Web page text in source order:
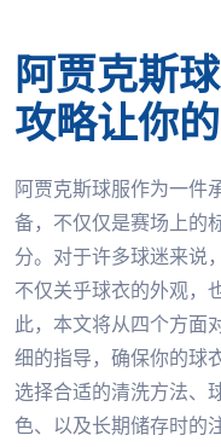
阿贾克斯
攻略让你
阿贾克斯球服作为一件
备，不仅仅是赛场上的
分。对于许多球迷来说
不仅关乎球衣的外观，
此，本文将从四个方面
细的指导，确保你的球
选择合适的清洗方法、
色、以及长期储存时的